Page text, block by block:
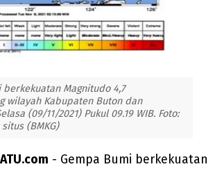
berkekuatan Magnitudo 4,7
wilayah Kabupaten Buton dan
(09/11/2021) Pukul 09.19 WIB. Foto:
(BMKG)
- Gempa Bumi berkekuatan